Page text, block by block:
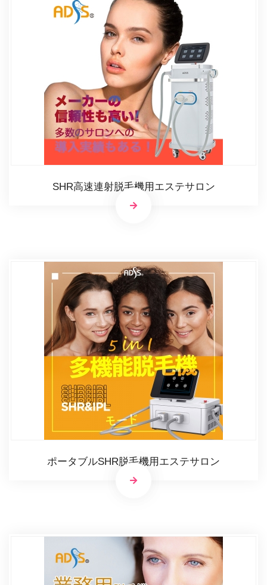
SHR高速連射脱毛機用エステサロン
ポータブルSHR脱毛機用エステサロン